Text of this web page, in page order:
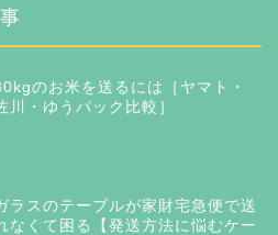
のお米を送るには［ヤマト・
川・ゆうパック比較］
ラスのテーブルが家財宅急便で送
なくて困る【発送方法に悩むケー